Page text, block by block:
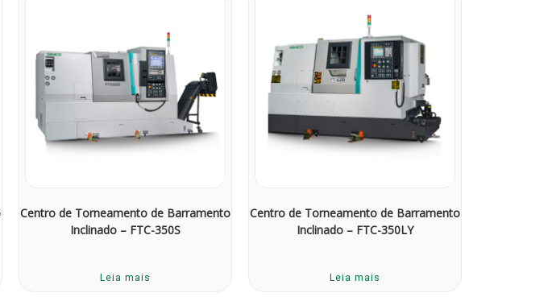
Centro de Torneamento de Barramento
Inclinado – FTC-350S
Leia mais
Centro de Torneamento de Barramento
Inclinado – FTC-350LY
Leia mais